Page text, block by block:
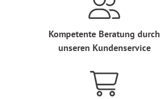
Kompetente Beratung durch
unseren Kundenservice